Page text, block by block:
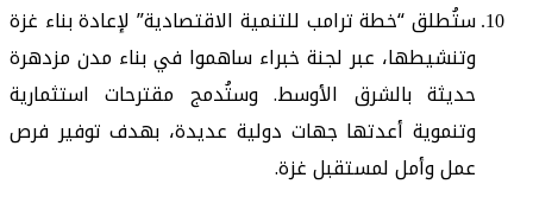
ستُطلق “خطة ترامب للتنمية الاقتصادية” لإعادة بناء غزة
وتنشيطها، عبر لجنة خبراء ساهموا في بناء مدن مزدهرة
حديثة بالشرق الأوسط. وستُدمج مقترحات استثمارية
وتنموية أعدتها جهات دولية عديدة، بهدف توفير فرص
عمل وأمل لمستقبل غزة.